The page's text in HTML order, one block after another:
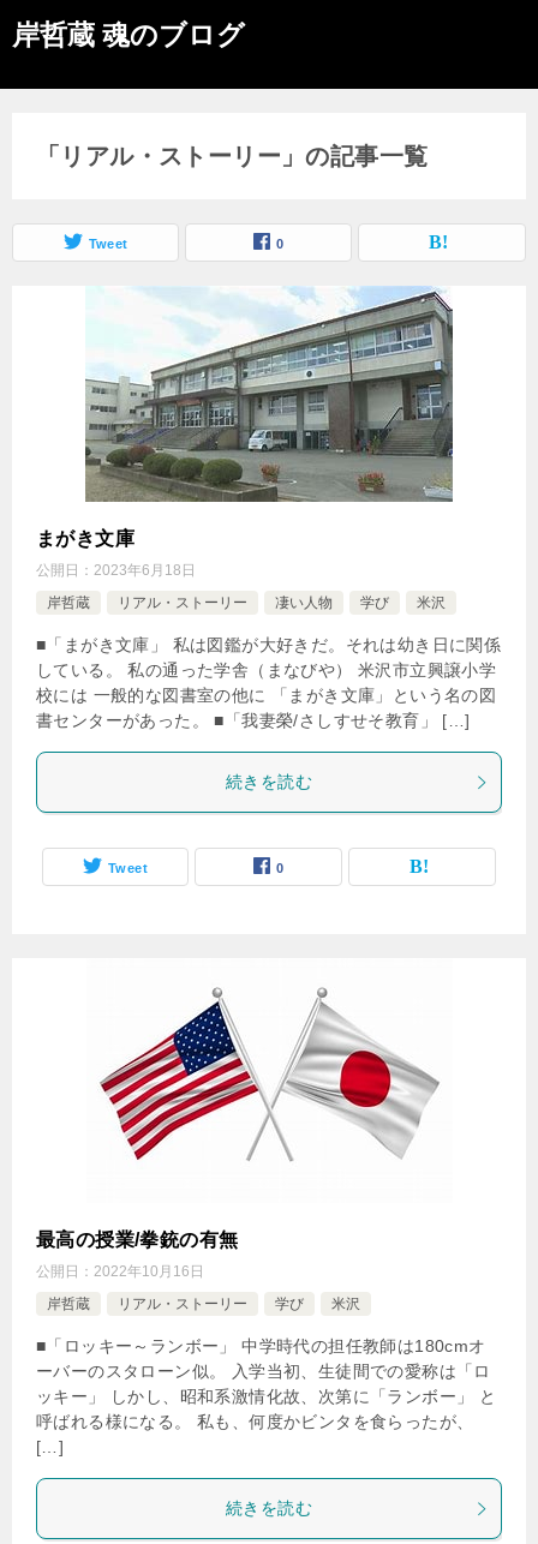
岸哲蔵 魂のブログ
「リアル・ストーリー」の記事一覧
Tweet 0
まがき文庫
公開日： 2023年6月18日
岸哲蔵
リアル・ストーリー 凄い人物 学び 米沢
■「まがき文庫」 私は図鑑が大好きだ。それは幼き日に関係
している。 私の通った学舎（まなびや） 米沢市立興譲小学
校には 一般的な図書室の他に 「まがき文庫」という名の図
書センターがあった。 ■「我妻榮/さしすせそ教育」 […]
続きを読む
Tweet 0
最高の授業/拳銃の有無
公開日： 2022年10月16日
岸哲蔵
リアル・ストーリー 学び 米沢
■「ロッキー～ランボー」 中学時代の担任教師は180cmオ
ーバーのスタローン似。 入学当初、生徒間での愛称は「ロ
ッキー」 しかし、昭和系激情化故、次第に「ランボー」 と
呼ばれる様になる。 私も、何度かビンタを食らったが、
[…]
続きを読む